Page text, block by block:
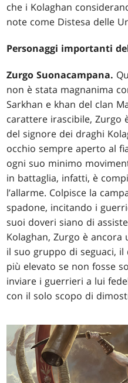
che i Kolaghan
note come Distesa delle
Personaggi importanti
Zurgo Suonacampana.
non è stata magnanima
Sarkhan e khan del clan
carattere irascibile,
del signore dei draghi
occhio sempre aperto al
ogni suo minimo
in battaglia, infatti, è
l’allarme. Colpisce la
spadone, incitando i
suoi doveri siano di
Kolaghan, Zurgo è
il suo gruppo di seguaci,
più elevato se non fosse
inviare i guerrieri a lui
con il solo scopo di